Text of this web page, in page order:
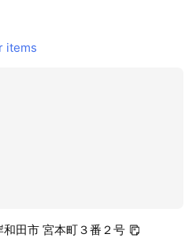
items
田市 宮本町３番２号